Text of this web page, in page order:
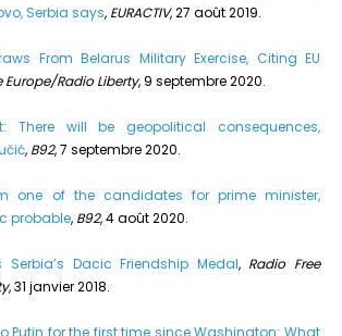
Serbia says, EURACTIV, 27 août 2019.
From Belarus Military Exercise, Citing EU
Europe/Radio Liberty, 9 septembre 2020.
There will be geopolitical consequences,
, B92, 7 septembre 2020.
one of the candidates for prime minister,
probable, B92, 4 août 2020.
Serbia’s Dacic Friendship Medal, Radio Free
, 31 janvier 2018.
Putin for the first time since Washington: What